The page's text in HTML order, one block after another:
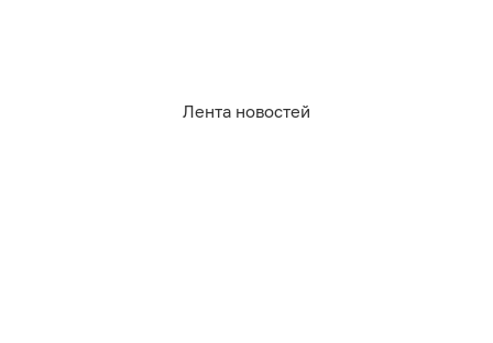
Лента новостей